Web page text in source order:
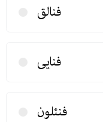
فنالق
فنایی
فنئلون